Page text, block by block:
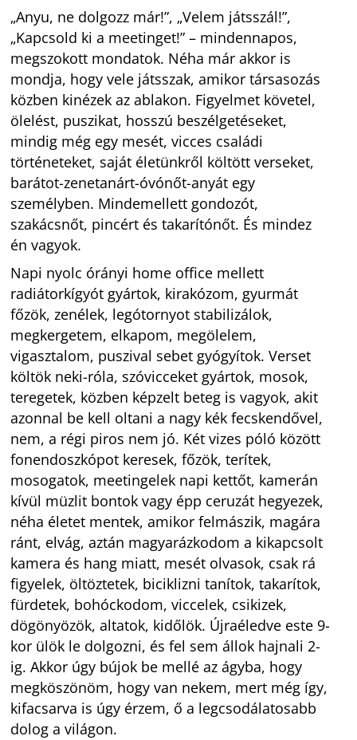
„Anyu, ne dolgozz már!”, „Velem játsszál!”,
„Kapcsold ki a meetinget!” – mindennapos,
megszokott mondatok. Néha már akkor is
mondja, hogy vele játsszak, amikor társasozás
közben kinézek az ablakon. Figyelmet követel,
ölelést, puszikat, hosszú beszélgetéseket,
mindig még egy mesét, vicces családi
történeteket, saját életünkről költött verseket,
barátot-zenetanárt-óvónőt-anyát egy
személyben. Mindemellett gondozót,
szakácsnőt, pincért és takarítónőt. És mindez
én vagyok.
Napi nyolc órányi home office mellett
radiátorkígyót gyártok, kirakózom, gyurmát
főzök, zenélek, legótornyot stabilizálok,
megkergetem, elkapom, megölelem,
vigasztalom, puszival sebet gyógyítok. Verset
költök neki-róla, szóvicceket gyártok, mosok,
teregetek, közben képzelt beteg is vagyok, akit
azonnal be kell oltani a nagy kék fecskendővel,
nem, a régi piros nem jó. Két vizes póló között
fonendoszkópot keresek, főzök, terítek,
mosogatok, meetingelek napi kettőt, kamerán
kívül müzlit bontok vagy épp ceruzát hegyezek,
néha életet mentek, amikor felmászik, magára
ránt, elvág, aztán magyarázkodom a kikapcsolt
kamera és hang miatt, mesét olvasok, csak rá
figyelek, öltöztetek, biciklizni tanítok, takarítok,
fürdetek, bohóckodom, viccelek, csikizek,
dögönyözök, altatok, kidőlök. Újraéledve este 9-
kor ülök le dolgozni, és fel sem állok hajnali 2-
ig. Akkor úgy bújok be mellé az ágyba, hogy
megköszönöm, hogy van nekem, mert még így,
kifacsarva is úgy érzem, ő a legcsodálatosabb
dolog a világon.